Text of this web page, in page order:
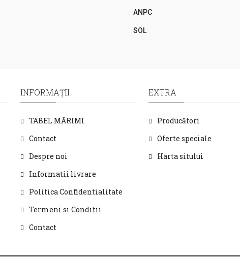
ANPC
SOL
INFORMAŢII
TABEL MĂRIMI
Contact
Despre noi
Informatii livrare
Politica Confidentialitate
Termeni si Conditii
Contact
EXTRA
Producători
Oferte speciale
Harta sitului